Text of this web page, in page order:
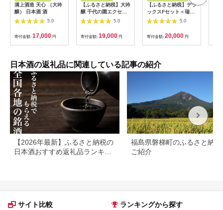
溝上酒造 天心 （大吟
醸） 日本酒 酒
5.0
寄付金額: 17,000 円
【ふるさと納税】大吟
醸 千代の園エクセル
720ml【千代の園酒造
株式会社 】[ZAI003]
5.0
寄付金額: 19,000 円
【ふるさと納税】デラ
ックスFセット＜瑞薫
（大吟醸）・大手門
（大吟醸）・大手門
（特別本醸造）＞ 各
720ml 【11100-
0242】 日本酒 清酒
本醸造酒 ギフト お歳
暮 埼玉県 さいたま市
5.0
寄付金額: 20,000 円
日本酒の返礼品に関連している記事の紹介
【2026年最新】ふるさと納税の
日本酒おすすめ返礼品ランキン
福島県磐梯町のふるさと納税
ご紹介
サイト比較 ランキングから探す